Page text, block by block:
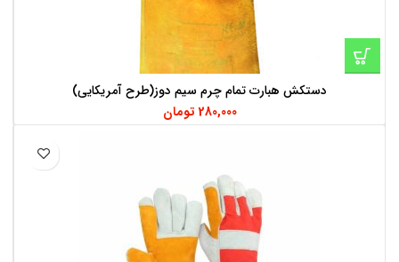
دستکش هبارت تمام چرم سیم دوز(طرح آمریکایی)
280,000 تومان